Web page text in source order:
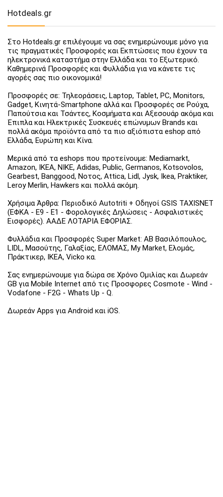
Hotdeals.gr
Στο Hotdeals.gr επιλέγουμε να σας ενημερώνουμε μόνο για
τις πραγματικές Προσφορές και Εκπτώσεις που έχουν τα
ηλεκτρονικά καταστήμα στην Ελλάδα και το Εξωτερικό.
Καθημερινά Προσφορές και Φυλλάδια για να κάνετε τις
αγορές σας πιο οικονομικά!
Προσφορές σε: Τηλεοράσεις, Laptop, Tablet, PC, Monitors,
Gadget, Κινητά-Smartphone αλλά και Προσφορές σε Ρούχα,
Παπούτσια και Τσάντες, Κοσμήματα και Αξεσουάρ ακόμα και
Έπιπλα και Ηλεκτρικές Συσκευές επώνυμων Brands και
πολλά ακόμα προϊόντα από τα πιο αξιόπιστα eshop από
Ελλάδα, Ευρώπη και Κίνα.
Μερικά από τα eshops που προτείνουμε: Mediamarkt,
Amazon, IKEA, NIKE, Adidas, Public, Germanos, Kotsovolos,
Gearbest, Banggood, Νοτος, Attica, Lidl, Jysk, Ikea, Praktiker,
Leroy Merlin, Hawkers και πολλά ακόμη.
Χρήσιμα Άρθρα: Περιοδικό Autotriti + Οδηγοί GSIS TAXISNET
(ΕΦΚΑ - Ε9 - Ε1 - Φορολογικές Δηλώσεις - Ασφαλιστικές
Εισφορές). ΑΑΔΕ ΛΟΤΑΡΙΑ ΕΦΟΡΙΑΣ.
Φυλλάδια και Προσφορές Super Market: ΑΒ Βασιλόπουλος,
LIDL, Μασούτης, Γαλαξίας, ΕΛΟΜΑΣ, My Market, Ελομάς,
Πράκτικερ, ΙΚΕΑ, Vicko κα.
Σας ενημερώνουμε για δώρα σε Χρόνο Ομιλίας και Δωρεάν
GB για Mobile Internet από τις Προσφορες Cosmote - Wind -
Vodafone - F2G - Whats Up - Q.
Δωρεάν Apps για Android και iOS.